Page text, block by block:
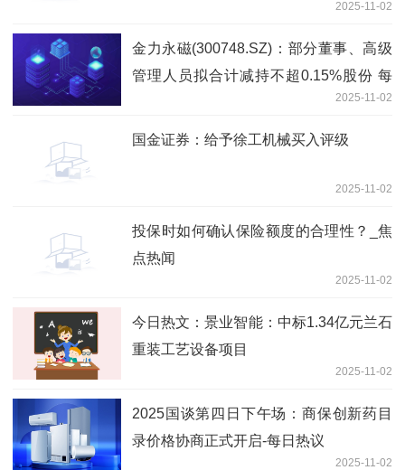
2025-11-02
金力永磁(300748.SZ)：部分董事、高级
管理人员拟合计减持不超0.15%股份 每
2025-11-02
国金证券：给予徐工机械买入评级
2025-11-02
投保时如何确认保险额度的合理性？_焦
点热闻
2025-11-02
今日热文：景业智能：中标1.34亿元兰石
重装工艺设备项目
2025-11-02
2025国谈第四日下午场：商保创新药目
录价格协商正式开启-每日热议
2025-11-02